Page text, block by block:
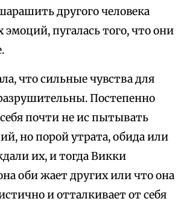
другого человека
эмоций, пугалась того, что они
что сильные чувства для
Постепенно
почти не ис пытывать
но порой утрата, обида или
их, и тогда Викки
оби жает других или что она
и отталкивает от себя